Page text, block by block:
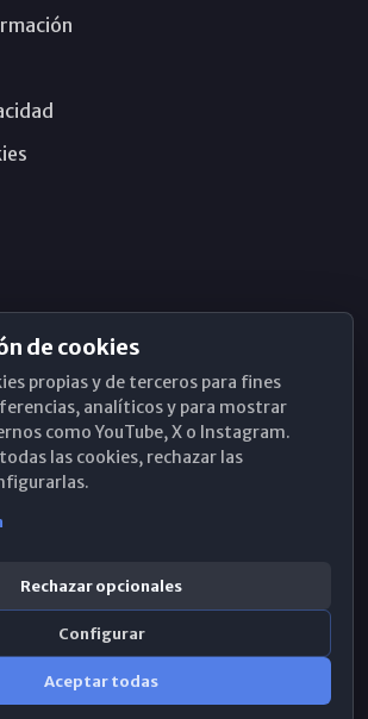
de cookies
propias y de terceros para fines
analíticos y para mostrar
como YouTube, X o Instagram.
las cookies, rechazar las
Rechazar opcionales
Configurar
Aceptar todas